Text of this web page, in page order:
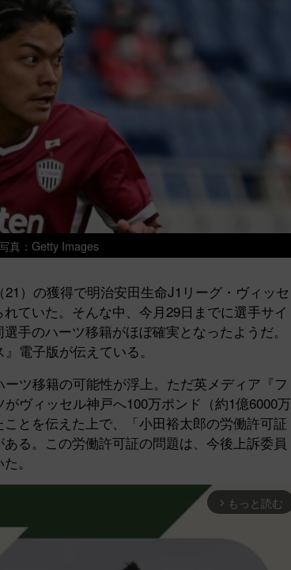
真：Getty Images
）の獲得で明治安田生命J1リーグ・ヴィッセ
ていた。そんな中、今月29日までに選手サイ
手のハーツ移籍がほぼ確実となったようだ。
電子版が伝えている。
ツ移籍の可能性が浮上。ただ英メディア『フ
ヴィッセル神戸へ100万ポンド（約1億6000万
とを伝えた上で、「小田裕太郎の労働許可証
る。この労働許可証の問題は、今後上訴委員
。
arrow_forward_ios もっと読む